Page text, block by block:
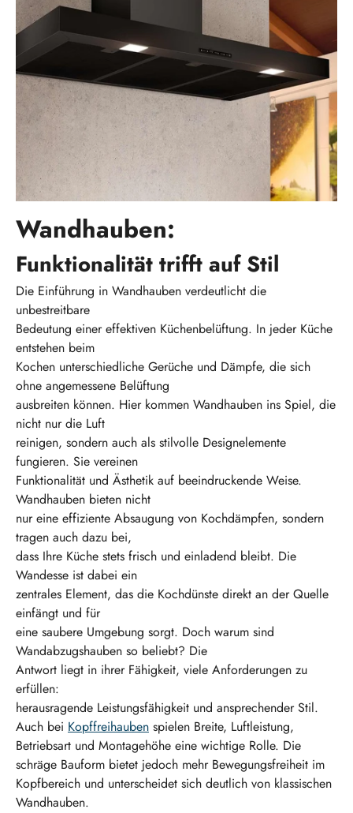
Wandhauben:
Funktionalität trifft auf Stil
Die Einführung in Wandhauben verdeutlicht die
unbestreitbare
Bedeutung einer effektiven Küchenbelüftung. In jeder Küche
entstehen beim
Kochen unterschiedliche Gerüche und Dämpfe, die sich
ohne angemessene Belüftung
ausbreiten können. Hier kommen Wandhauben ins Spiel, die
nicht nur die Luft
reinigen, sondern auch als stilvolle Designelemente
fungieren. Sie vereinen
Funktionalität und Ästhetik auf beeindruckende Weise.
Wandhauben bieten nicht
nur eine effiziente Absaugung von Kochdämpfen, sondern
tragen auch dazu bei,
dass Ihre Küche stets frisch und einladend bleibt. Die
Wandesse ist dabei ein
zentrales Element, das die Kochdünste direkt an der Quelle
einfängt und für
eine saubere Umgebung sorgt. Doch warum sind
Wandabzugshauben so beliebt? Die
Antwort liegt in ihrer Fähigkeit, viele Anforderungen zu
erfüllen:
herausragende Leistungsfähigkeit und ansprechender Stil.
Auch bei Kopffreihauben spielen Breite, Luftleistung,
Betriebsart und Montagehöhe eine wichtige Rolle. Die
schräge Bauform bietet jedoch mehr Bewegungsfreiheit im
Kopfbereich und unterscheidet sich deutlich von klassischen
Wandhauben.